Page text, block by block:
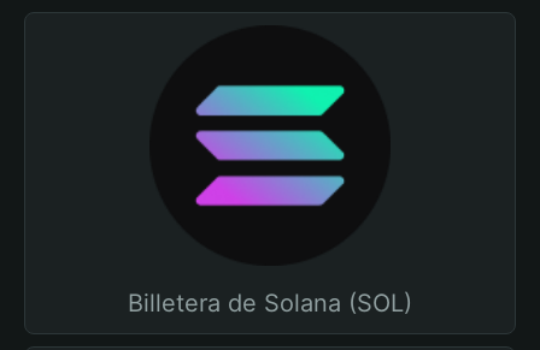
Billetera de Solana (SOL)